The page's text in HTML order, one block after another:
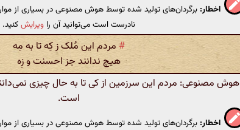
اخطار: برگردان‌های تولید شده توسط هوش مصنوعی در بسیاری از
نادرست است می‌توانید آن را ویرایشکنید.
# مردم این مُلک ز کِه تا به مِه
هیچ ندانند جز احسنت و زِه
هوش مصنوعی: مردم این سرزمین از کی تا به حال چیزی
است.
اخطار: برگردان‌های تولید شده توسط هوش مصنوعی در بسیاری از